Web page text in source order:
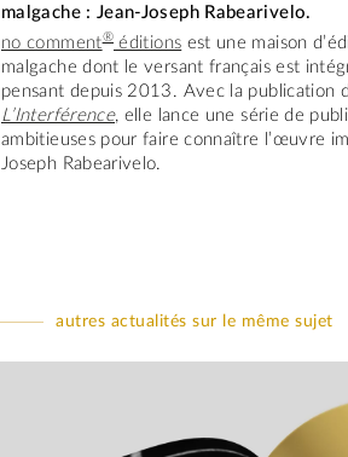
malgache : Jean-Joseph Rabearivelo.
no comment®éditions est une maison
malgache dont le versant français est
pensant depuis 2013. Avec la publication
L’Interférence, elle lance une série de
ambitieuses pour faire connaître l’œuvre
Joseph Rabearivelo.
autres actualités sur le même sujet